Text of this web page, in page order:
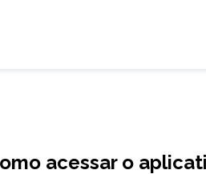
acessar o